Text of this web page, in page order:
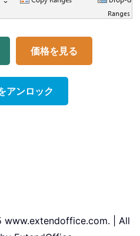
価格を見る
アンロック
| All